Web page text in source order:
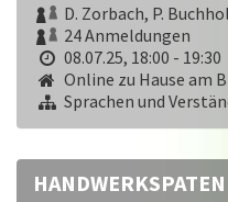
D. Zorbach, P.
24 Anmeldungen
08.07.25, 18:00 - 19:30
Online zu Hause am
Sprachen und